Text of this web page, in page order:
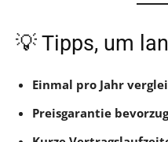
💡 Tipps, um
Einmal pro Jahr
Preisgarantie